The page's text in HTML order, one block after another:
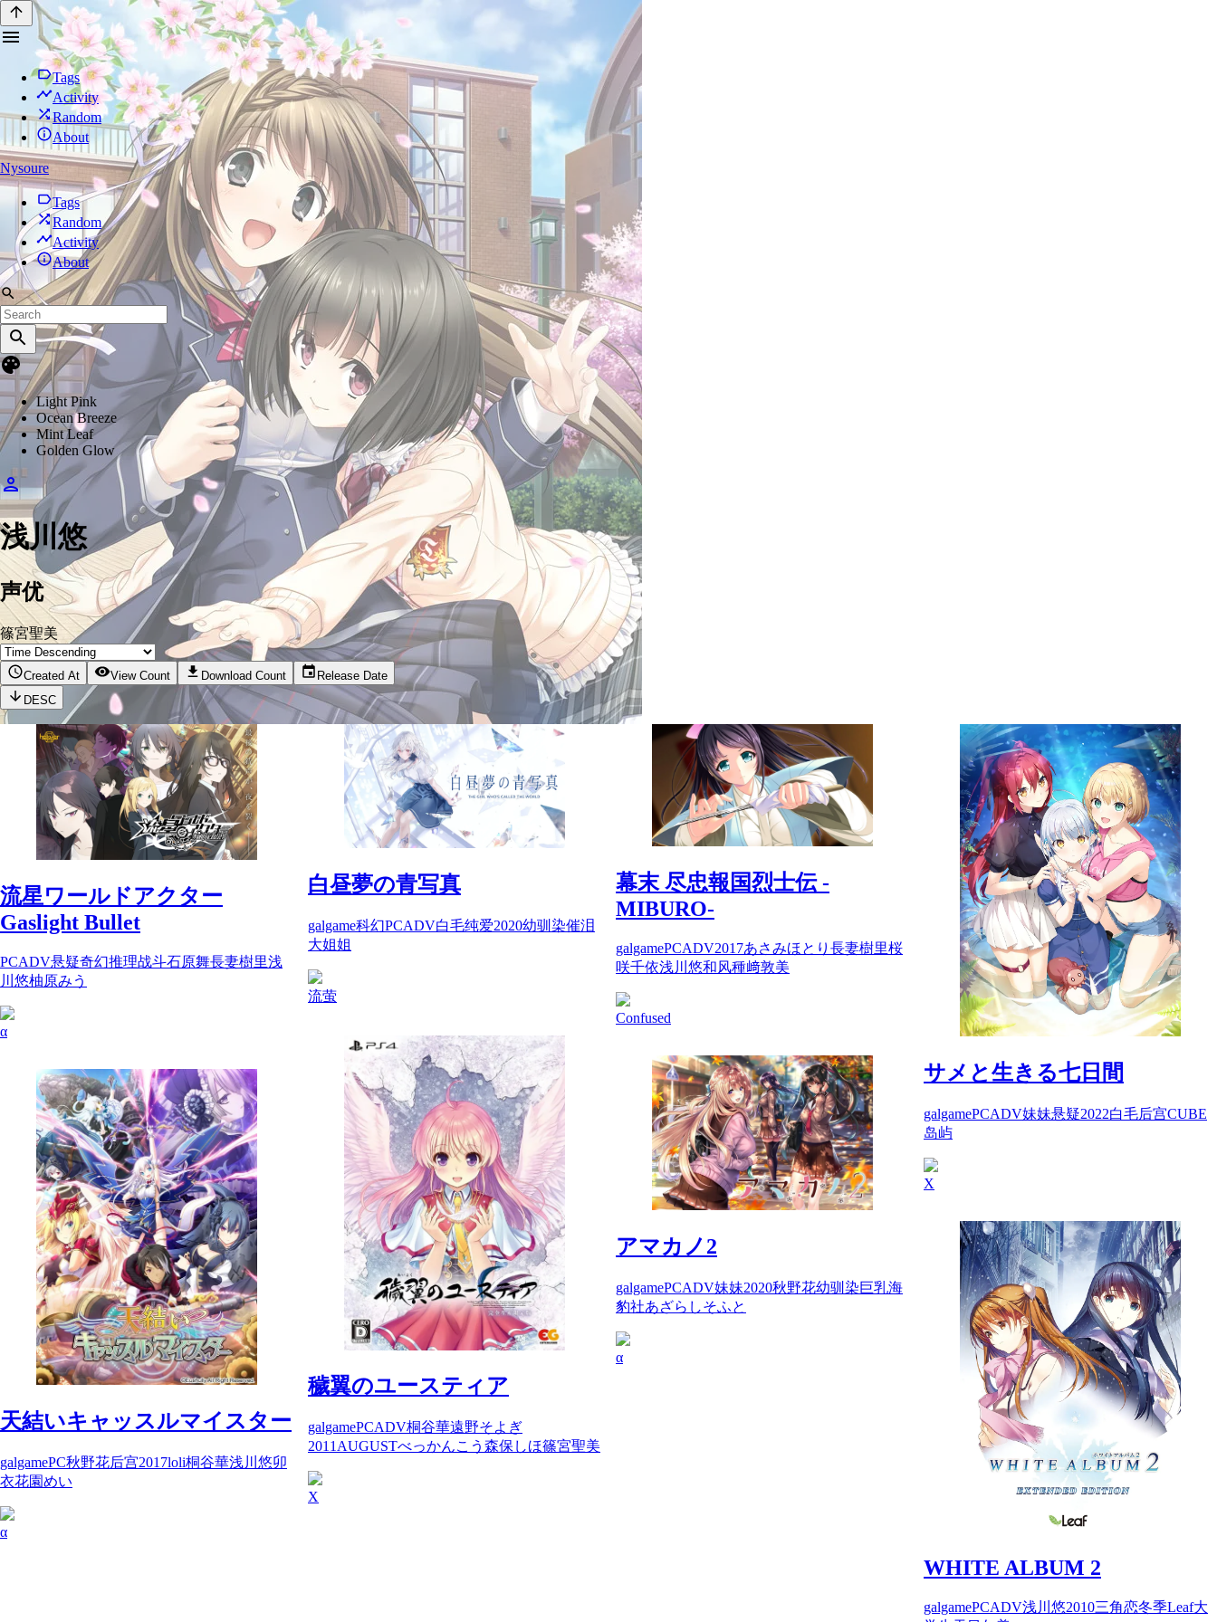
Tags
Activity
Random
About
Nysoure
Tags
Random
Activity
About
Light Pink
Ocean Breeze
Mint Leaf
Golden Glow
浅川悠
声优
篠宮聖美
Created At View Count Download Count
Release Date
DESC
アマカノ2
galgamePCADV妹妹2020秋野花幼驯染巨乳海
豹社あざらしそふと
α
天結いキャッスルマイスター
galgamePC秋野花后宫2017loli桐谷華浅川悠卯
衣花園めい
α
WHITE ALBUM 2
galgamePCADV浅川悠2010三角恋冬季Leaf大
穢翼のユースティア
galgamePCADV桐谷華遠野そよぎ
2011 AUGUSTべっかんこう 森保しほ篠宮聖美
X
サメと生きる七日間
galgamePCADV妹妹悬疑2022白毛后宫CUBE
岛屿
X
流星ワールドアクター
Gaslight Bullet
PCADV悬疑奇幻推理战斗石原舞長妻樹里浅
川悠柚原みう
α
幕末 尽忠報国烈士伝 -
MIBURO-
galgamePCADV2017あさみほとり 長妻樹里桜
咲千依浅川悠和风種﨑敦美
Confused
白昼夢の青写真
galgame科幻PCADV白毛纯爱2020幼驯染催泪
大姐姐
流萤